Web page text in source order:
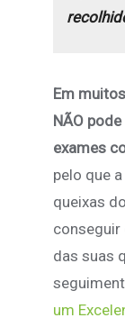
Em
NÃO
exames
pelo que
queixas
conseguir
das suas
um